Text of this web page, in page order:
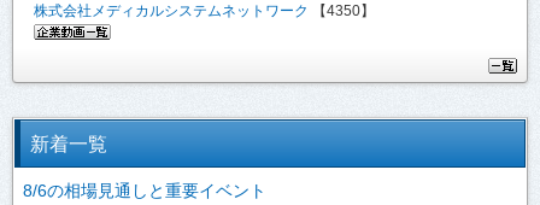
株式会社メディカルシステムネットワーク 【4350】
新着一覧
8/6の相場見通しと重要イベント